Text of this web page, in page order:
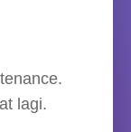
lagi.